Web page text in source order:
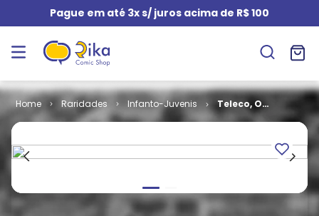
Pague em até 3x s/ juros acima de R$ 100
Raridades Infanto-Juvenis
Teleco, O
Fantasminha